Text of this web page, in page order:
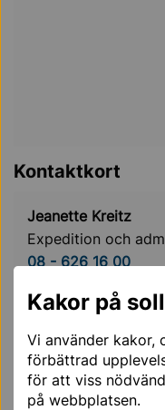
Kakor på
Vi använder kakor,
förbättrad
för att viss
på webbplatsen.
Kontaktkort
Jeanette Kreitz
Expedition och
08 - 626 16 00
Cecilia Haglund
Rektor
08 - 626 16 01